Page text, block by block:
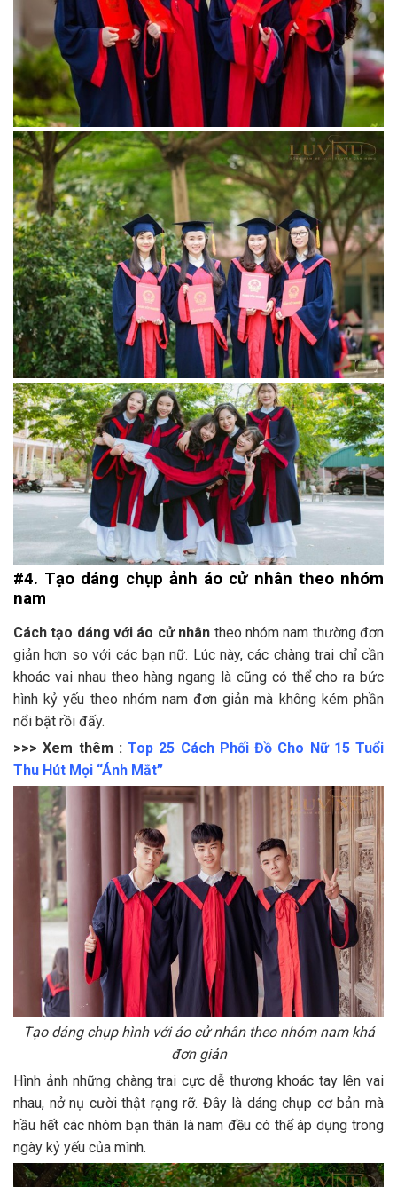
#4. Tạo dáng chụp ảnh áo cử nhân theo nhóm
nam
Cách tạo dáng với áo cử nhân theo nhóm nam thường đơn
giản hơn so với các bạn nữ. Lúc này, các chàng trai chỉ cần
khoác vai nhau theo hàng ngang là cũng có thể cho ra bức
hình kỷ yếu theo nhóm nam đơn giản mà không kém phần
nổi bật rồi đấy.
>>> Xem thêm : Top 25 Cách Phối Đồ Cho Nữ 15 Tuổi
Thu Hút Mọi “Ánh Mắt”
Tạo dáng chụp hình với áo cử nhân theo nhóm nam khá
đơn giản
Hình ảnh những chàng trai cực dễ thương khoác tay lên vai
nhau, nở nụ cười thật rạng rỡ. Đây là dáng chụp cơ bản mà
hầu hết các nhóm bạn thân là nam đều có thể áp dụng trong
ngày kỷ yếu của mình.